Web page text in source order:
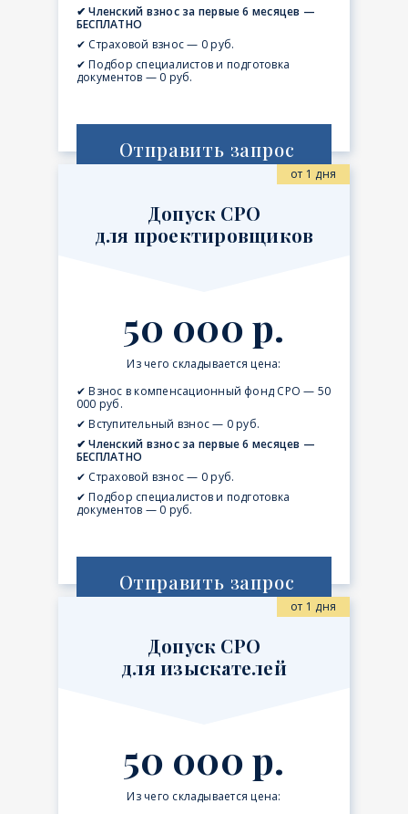
✔ Членский взнос за первые 6 месяцев —
БЕСПЛАТНО
✔ Страховой взнос — 0 руб.
✔ Подбор специалистов и подготовка
документов — 0 руб.
Отправить запрос
от 1 дня
Допуск СРО
для проектировщиков
50 000 р.
Из чего складывается цена:
✔ Взнос в компенсационный фонд СРО — 50
000 руб.
✔ Вступительный взнос — 0 руб.
✔ Членский взнос за первые 6 месяцев —
БЕСПЛАТНО
✔ Страховой взнос — 0 руб.
✔ Подбор специалистов и подготовка
документов — 0 руб.
Отправить запрос
от 1 дня
Допуск СРО
для изыскателей
50 000 р.
Из чего складывается цена: